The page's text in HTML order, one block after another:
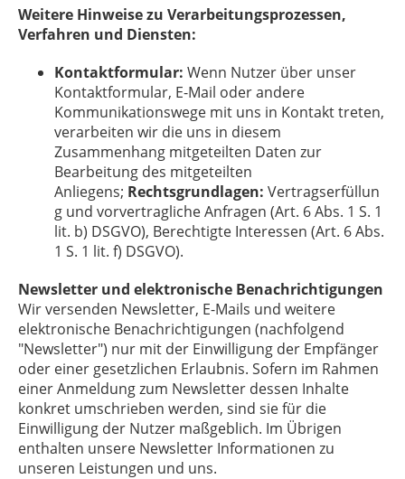
Weitere Hinweise zu Verarbeitungsprozessen,
Verfahren und Diensten:
Kontaktformular: Wenn Nutzer über unser
Kontaktformular, E-Mail oder andere
Kommunikationswege mit uns in Kontakt treten,
verarbeiten wir die uns in diesem
Zusammenhang mitgeteilten Daten zur
Bearbeitung des mitgeteilten
Anliegens; Rechtsgrundlagen: Vertragserfüllun
g und vorvertragliche Anfragen (Art. 6 Abs. 1 S. 1
lit. b) DSGVO), Berechtigte Interessen (Art. 6 Abs.
1 S. 1 lit. f) DSGVO).
Newsletter und elektronische Benachrichtigungen
Wir versenden Newsletter, E-Mails und weitere
elektronische Benachrichtigungen (nachfolgend
"Newsletter") nur mit der Einwilligung der Empfänger
oder einer gesetzlichen Erlaubnis. Sofern im Rahmen
einer Anmeldung zum Newsletter dessen Inhalte
konkret umschrieben werden, sind sie für die
Einwilligung der Nutzer maßgeblich. Im Übrigen
enthalten unsere Newsletter Informationen zu
unseren Leistungen und uns.